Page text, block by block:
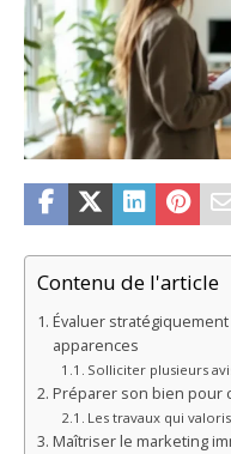
Contenu de l'article
Évaluer
apparences
Solliciter plusieurs
Préparer son bien pour
Les travaux qui
Maîtriser le marketing